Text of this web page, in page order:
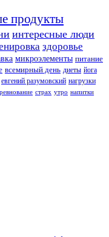
продукты
интересные люди
здоровье
микроэлементы питание
всемирный день диеты йога
евгений разумовский нагрузки
страх утро напитки